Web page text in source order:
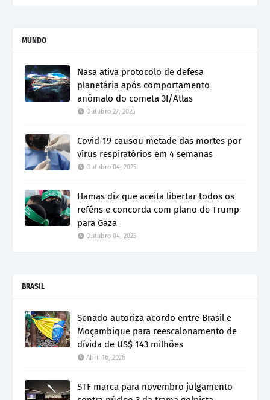
MUNDO
Nasa ativa protocolo de defesa
planetária após comportamento
anômalo do cometa 3I/Atlas
Outubro 27, 2025
Covid-19 causou metade das mortes por
vírus respiratórios em 4 semanas
Outubro 04, 2025
Hamas diz que aceita libertar todos os
reféns e concorda com plano de Trump
para Gaza
Outubro 04, 2025
BRASIL
Senado autoriza acordo entre Brasil e
Moçambique para reescalonamento de
dívida de US$ 143 milhões
Abril 16, 2026
STF marca para novembro julgamento